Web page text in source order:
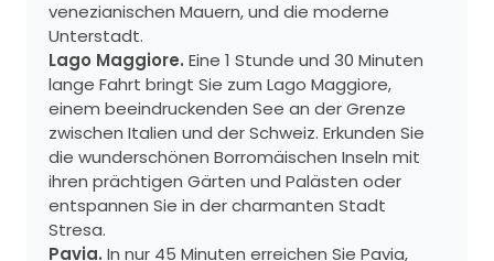
venezianischen Mauern, und die moderne
Unterstadt.
Lago Maggiore. Eine 1 Stunde und 30 Minuten
lange Fahrt bringt Sie zum Lago Maggiore,
einem beeindruckenden See an der Grenze
zwischen Italien und der Schweiz. Erkunden Sie
die wunderschönen Borromäischen Inseln mit
ihren prächtigen Gärten und Palästen oder
entspannen Sie in der charmanten Stadt
Stresa.
Pavia. In nur 45 Minuten erreichen Sie Pavia,